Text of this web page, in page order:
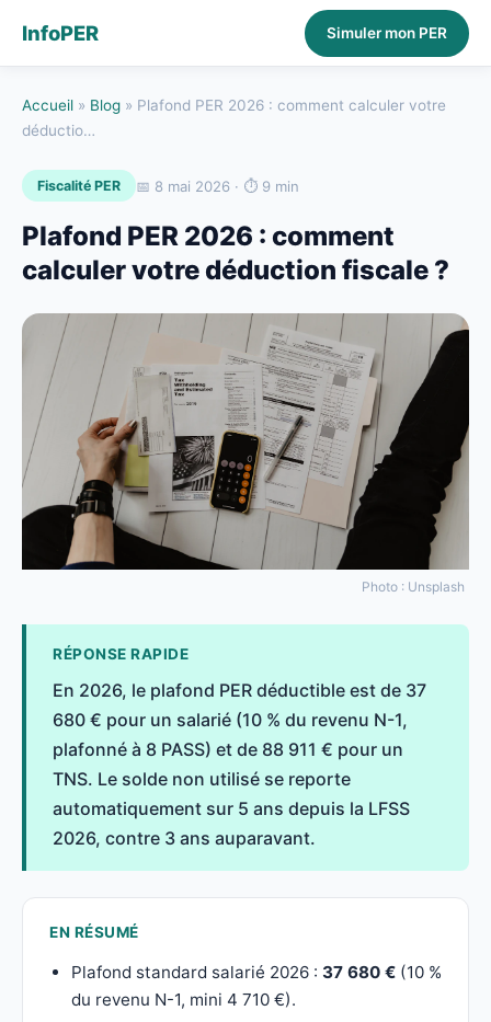
InfoPER Simuler mon PER
Accueil » Blog » Plafond PER 2026 : comment calculer votre
déductio…
Fiscalité PER 📅 8 mai 2026 · ⏱️ 9 min
Plafond PER 2026 : comment
calculer votre déduction fiscale ?
Photo : Unsplash
RÉPONSE RAPIDE
En 2026, le plafond PER déductible est de 37
680 € pour un salarié (10 % du revenu N-1,
plafonné à 8 PASS) et de 88 911 € pour un
TNS. Le solde non utilisé se reporte
automatiquement sur 5 ans depuis la LFSS
2026, contre 3 ans auparavant.
EN RÉSUMÉ
Plafond standard salarié 2026 : 37 680 € (10 %
du revenu N-1, mini 4 710 €).